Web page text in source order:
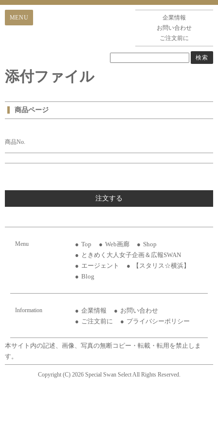
企業情報
お問い合わせ
ご注文前に
添付ファイル
商品ページ
商品No.
注文する
Menu Top Web画廊
Shop
ときめく大人女子企画＆広報SWAN
エージェント
【スタリス☆横浜】
Blog
Information 企業情報
お問い合わせ
ご注文前に
プライバシーポリシー
本サイト内の記述、画像、写真の無断コピー・転載・転用を禁止しま
す。
Copyright (C) 2026 Special Swan Select All Rights Reserved.